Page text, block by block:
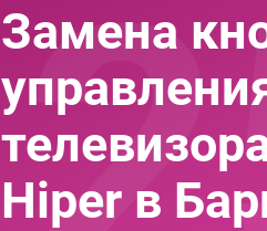
Замена
Hiper в